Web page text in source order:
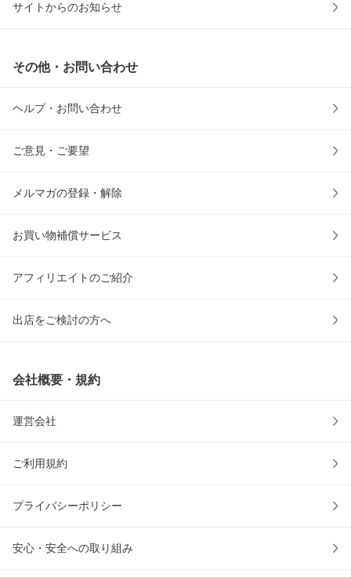
サイトからのお知らせ
その他・お問い合わせ
ヘルプ・お問い合わせ
ご意見・ご要望
メルマガの登録・解除
お買い物補償サービス
アフィリエイトのご紹介
出店をご検討の方へ
会社概要・規約
運営会社
ご利用規約
プライバシーポリシー
安心・安全への取り組み